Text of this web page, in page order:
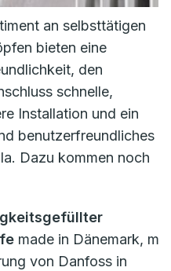
an selbsttätigen
bieten eine
den
schnelle,
Installation und ein
benutzerfreundliches
Dazu kommen noch
made in Dänemark, mit
von Danfoss in